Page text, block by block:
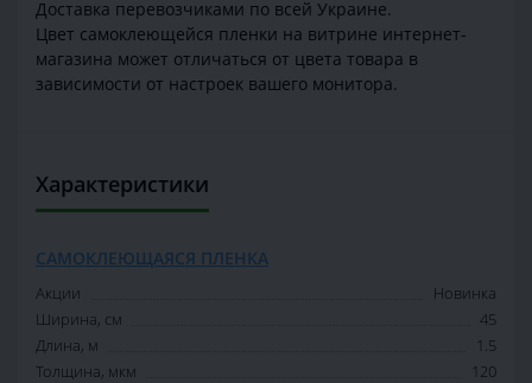
Доставка перевозчиками по всей Украине.
Цвет самоклеющейся пленки на витрине интернет-
магазина может отличаться от цвета товара в
зависимости от настроек вашего монитора.
Характеристики
САМОКЛЕЮЩАЯСЯ ПЛЕНКА
Акции
Новинка
Ширина, см
45
Длина, м
1.5
Толщина, мкм
120